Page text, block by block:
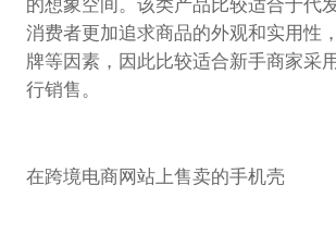
的想象空间。该类产品比较适合于代
消费者更加追求商品的外观和实用性
牌等因素，因此比较适合新手商家采
行销售。
在跨境电商网站上售卖的手机壳